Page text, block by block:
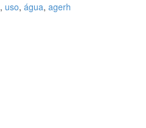
, uso,água,agerh